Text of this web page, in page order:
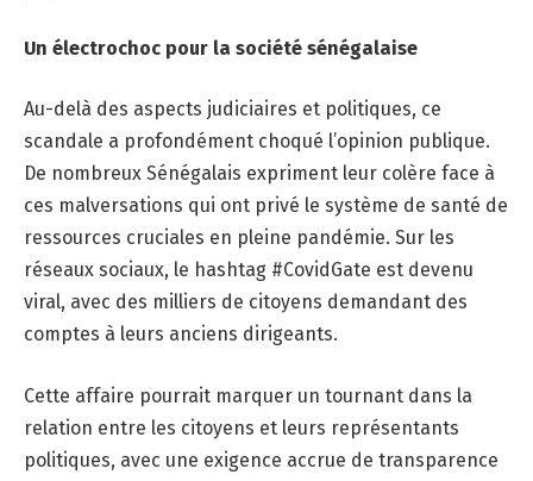
Un électrochoc pour la société sénégalaise
Au-delà des aspects judiciaires et politiques, ce
scandale a profondément choqué l’opinion publique.
De nombreux Sénégalais expriment leur colère face à
ces malversations qui ont privé le système de santé de
ressources cruciales en pleine pandémie. Sur les
réseaux sociaux, le hashtag #CovidGate est devenu
viral, avec des milliers de citoyens demandant des
comptes à leurs anciens dirigeants.
Cette affaire pourrait marquer un tournant dans la
relation entre les citoyens et leurs représentants
politiques, avec une exigence accrue de transparence